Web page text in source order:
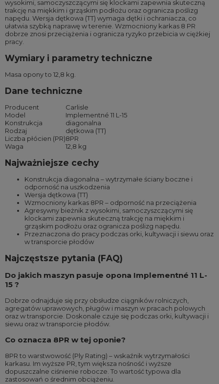
wysokimi, samoczyszczącymi się klockami zapewnia skuteczną
trakcję na miękkim i grząskim podłożu oraz ogranicza poślizg
napędu. Wersja dętkowa (TT) wymaga dętki i ochraniacza, co
ułatwia szybką naprawę w terenie. Wzmocniony karkas 8 PR
dobrze znosi przeciążenia i ogranicza ryzyko przebicia w ciężkiej
pracy.
Wymiary i parametry techniczne
Masa opony to 12,8 kg.
Dane techniczne
Producent
Carlisle
Model
Implementné 11 L-15
Konstrukcja
diagonalna
Rodzaj
dętkowa (TT)
Liczba płócien (PR)8PR
Waga
12,8 kg
Najważniejsze cechy
Konstrukcja diagonalna – wytrzymałe ściany boczne i
odporność na uszkodzenia
Wersja dętkowa (TT)
Wzmocniony karkas 8PR – odporność na przeciążenia
Agresywny bieżnik z wysokimi, samoczyszczącymi się
klockami zapewnia skuteczną trakcję na miękkim i
grząskim podłożu oraz ogranicza poślizg napędu.
Przeznaczona do pracy podczas orki, kultywacji i siewu oraz
w transporcie płodów
Najczęstsze pytania (FAQ)
Do jakich maszyn pasuje opona Implementné 11 L-
15 ?
Dobrze odnajduje się przy obsłudze ciągników rolniczych,
agregatów uprawowych, pługów i maszyn w pracach polowych
oraz w transporcie. Doskonale czuje się podczas orki, kultywacji i
siewu oraz w transporcie płodów.
Co oznacza 8PR w tej oponie?
8PR to warstwowość (Ply Rating) – wskaźnik wytrzymałości
karkasu. Im wyższe PR, tym większa nośność i wyższe
dopuszczalne ciśnienie robocze. To wartość typowa dla
zastosowań o średnim obciążeniu.